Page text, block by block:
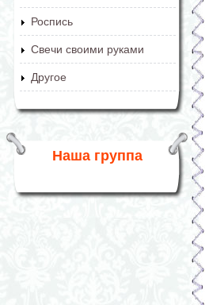
Роспись
Свечи своими руками
Другое
Наша группа